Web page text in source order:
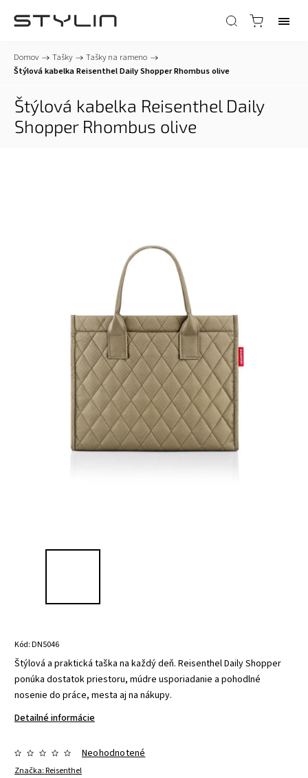
Domov / Tašky / Tašky na rameno /
Štýlová kabelka Reisenthel Daily Shopper Rhombus olive
Štýlová kabelka Reisenthel Daily
Shopper Rhombus olive
Kód:DN5046
Štýlová a praktická taška na každý deň. Reisenthel Daily Shopper
ponúka dostatok priestoru, múdre usporiadanie a pohodlné
nosenie do práce, mesta aj na nákupy.
Detailné informácie
Značka:Reisenthel
Neohodnotené